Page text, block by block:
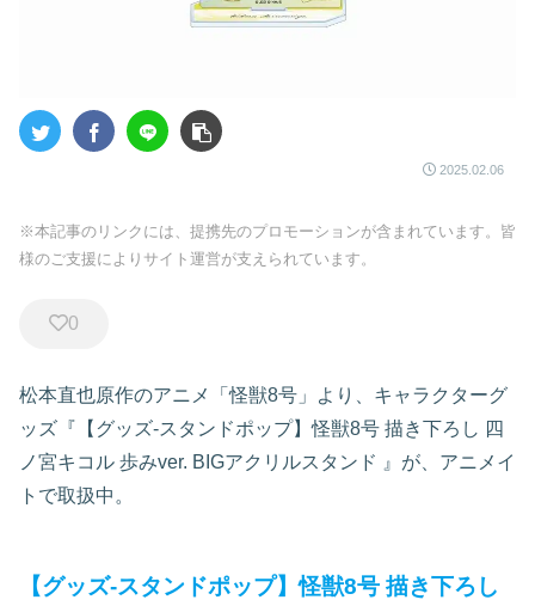
2025.02.06
※本記事のリンクには、提携先のプロモーションが含まれています。皆
様のご支援によりサイト運営が支えられています。
0
松本直也原作のアニメ「怪獣8号」より、キャラクターグ
ッズ『【グッズ-スタンドポップ】怪獣8号 描き下ろし 四
ノ宮キコル 歩みver. BIGアクリルスタンド 』が、アニメイ
トで取扱中。
【グッズ-スタンドポップ】怪獣8号 描き下ろし